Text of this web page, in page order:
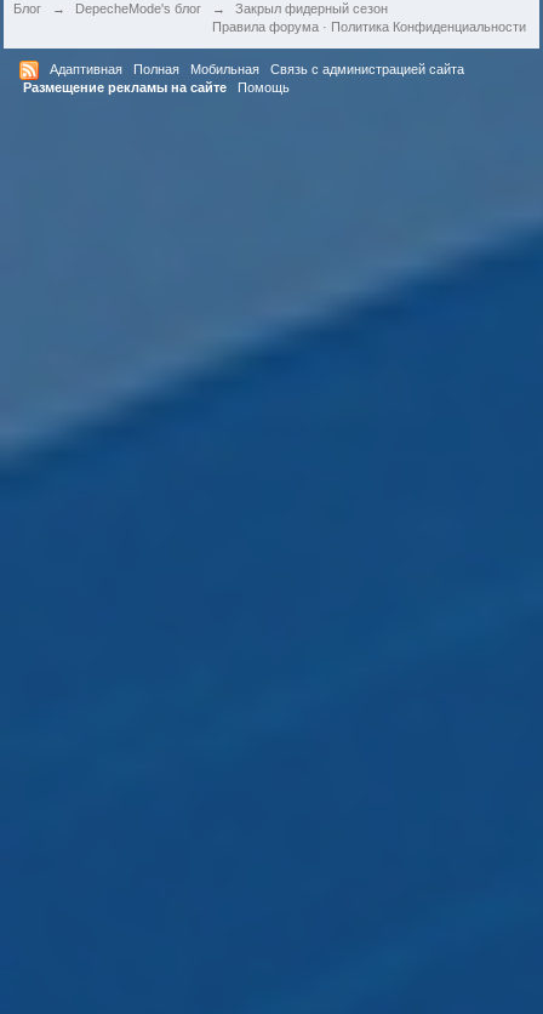
Блог → DepecheMode's блог →
Закрыл фидерный сезон
Политика Конфиденциальности
Правила форума·
Адаптивная Полная Мобильная
Связь с администрацией сайта
Размещение рекламы на сайте
Помощь